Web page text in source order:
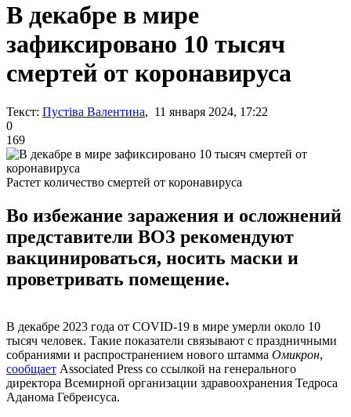
В декабре в мире
зафиксировано 10 тысяч
смертей от коронавируса
Текст: Пустіва Валентина, 11 января 2024, 17:22
0
169
Растет количество смертей от коронавируса
Во избежание заражения и осложнений
представители ВОЗ рекомендуют
вакцинироваться, носить маски и
проветривать помещение.
В декабре 2023 года от COVID-19 в мире умерли около 10
тысяч человек. Такие показатели связывают с праздничными
собраниями и распространением нового штамма Омикрон,
сообщает Associated Press со ссылкой на генерального
директора Всемирной организации здравоохранения Тедроса
Аданома Гебреисуса.